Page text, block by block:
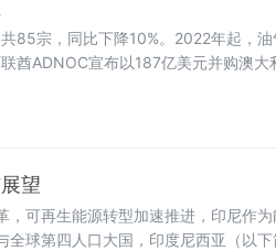
85宗，同比下降10%。2022年起，
酋ADNOC宣布以187亿美元并购澳
望
，可再生能源转型加速推进，印尼作
球第四人口大国，印度尼西亚（以